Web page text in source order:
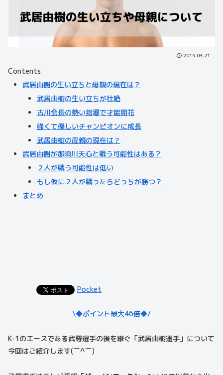
2019.03.21
Contents
武居由樹の生い立ちと母親の現在は？
武居由樹の生い立ちが壮絶
古川会長の熱い指導で才能開花
強くて優しいチャンピオンに成長
武居由樹の母親の現在は？
武居由樹が那須川天心と戦う可能性はある？
２人が戦う可能性は低い
もし仮に２人が戦ったらどっちが勝つ？
まとめ
Pocket
\◆ポイント最大46倍◆/
K-1のエースである武尊選手の後を継ぐ「武居由樹選手」について
今回はご紹介します(￣^￣)